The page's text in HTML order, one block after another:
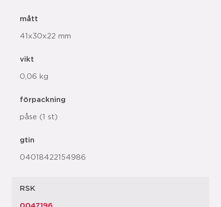
mått
41x30x22 mm
vikt
0,06 kg
förpackning
påse (1 st)
gtin
04018422154986
RSK